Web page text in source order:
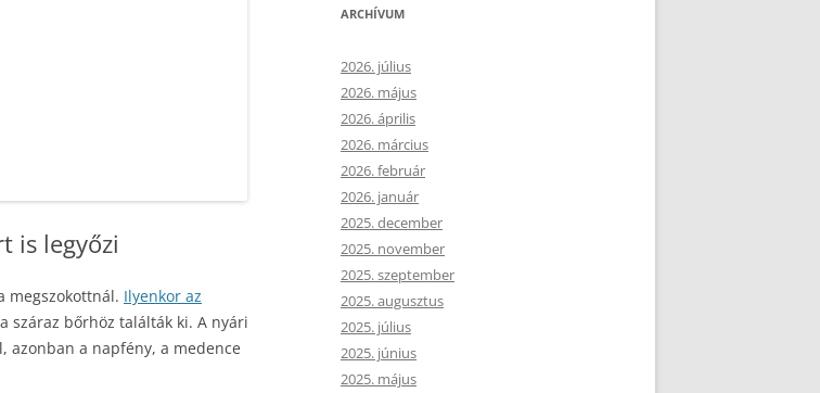
is legyőzi
megszokottnál. Ilyenkor az
száraz bőrhöz találták ki. A nyári
azonban a napfény, a medence
ARCHÍVUM
2026. július
2026. május
2026. április
2026. március
2026. február
2026. január
2025. december
2025. november
2025. szeptember
2025. augusztus
2025. július
2025. június
2025. május